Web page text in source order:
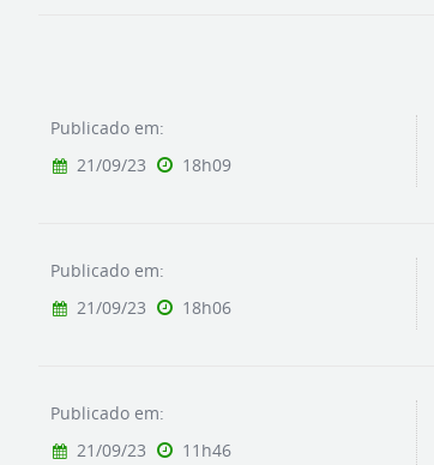
Publicado em:
21/09/23
18h09
Publicado em:
21/09/23
18h06
Publicado em:
21/09/23
11h46